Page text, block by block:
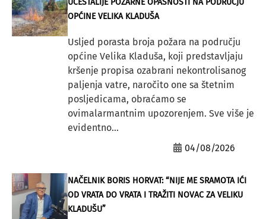
UČESTALIJE POŽARNE OPASNOSTI NA PODRUČJU
OPĆINE VELIKA KLADUŠA
Usljed porasta broja požara na području
općine Velika Kladuša, koji predstavljaju
kršenje propisa ozabrani nekontrolisanog
paljenja vatre, naročito one sa štetnim
posljedicama, obraćamo se
ovimalarmantnim upozorenjem. Sve više je
evidentno...
04/08/2026
NAČELNIK BORIS HORVAT: “NIJE ME SRAMOTA IĆI
OD VRATA DO VRATA I TRAŽITI NOVAC ZA VELIKU
KLADUŠU”